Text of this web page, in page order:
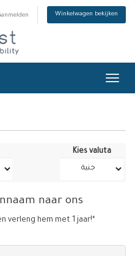
Winkelwagen bekijken
Kies valuta
naar ons
verleng hem met 1 jaar!*